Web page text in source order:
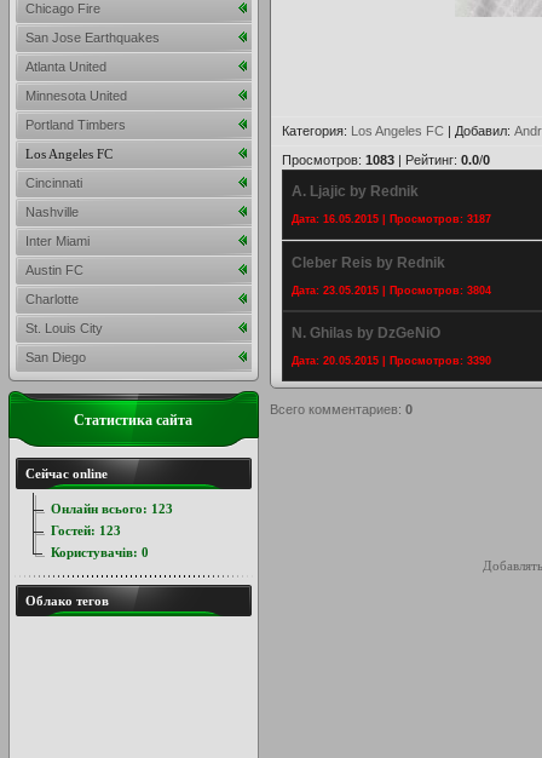
Категория: Los Angeles FC | Добавил:
Просмотров: 1083 | Рейтинг: 0.0/0
A. Ljajic by Rednik
Дата: 16.05.2015 | Просмотров: 3187
Cleber Reis by Rednik
Дата: 23.05.2015 | Просмотров: 3804
N. Ghilas by DzGeNiO
Дата: 20.05.2015 | Просмотров: 3390
Всего комментариев: 0
Chicago Fire
San Jose Earthquakes
Atlanta United
Minnesota United
Portland Timbers
Los Angeles FC
Cincinnati
Nashville
Inter Miami
Austin FC
Charlotte
St. Louis City
San Diego
Статистика сайта
Сейчас online
Онлайн всього: 123
Гостей: 123
Користувачів: 0
Облако тегов